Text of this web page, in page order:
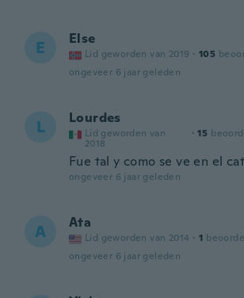
E Else
Lid geworden van 2019 · 105
ongeveer 6 jaar geleden
L Lourdes
Lid geworden van
2018
· 15
Fue tal y como se ve en el
ongeveer 6 jaar geleden
A Ata
Lid geworden van 2014 · 1
ongeveer 6 jaar geleden